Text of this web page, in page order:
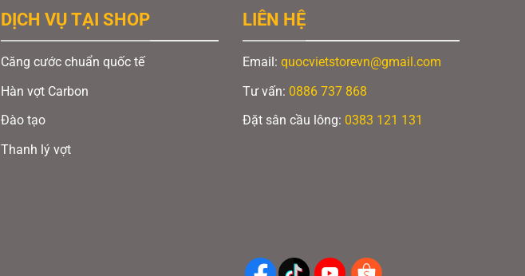
DỊCH VỤ TẠI SHOP
Căng cước chuẩn quốc tế
Hàn vợt Carbon
Đào tạo
Thanh lý vợt
LIÊN HỆ
Email: quocvietstorevn@gmail.com
Tư vấn: 0886 737 868
Đặt sân cầu lông: 0383 121 131